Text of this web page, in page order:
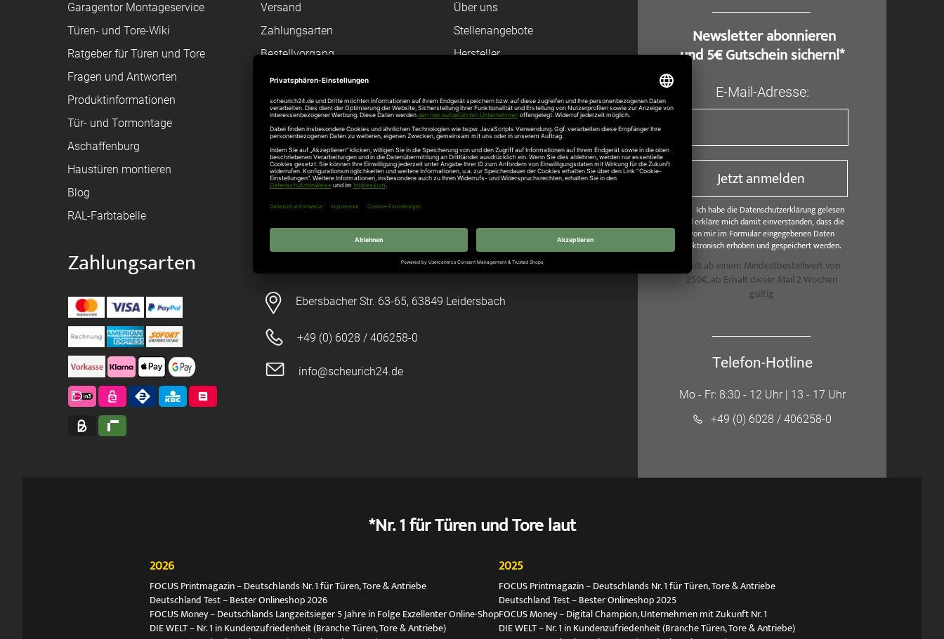
Garagentor Montageservice
Türen- und Tore-Wiki
Ratgeber für Türen und Tore
Fragen und Antworten
Produktinformationen
Tür- und Tormontage
Aschaffenburg
Haustüren montieren
Blog
RAL-Farbtabelle
Versand
Zahlungsarten
Bestellvorgang
Registrieren
Federanfrage
Toraufmaß
Montageanleitungen
Brandschutztüren
Elektrische Garagentore
Über uns
Stellenangebote
Hersteller
Hörmann Sektionaltor
Zahlungsarten Kontakt
Ebersbacher Str. 63-65, 63849 Leidersbach
+49 (0) 6028 / 406258-0
info@scheurich24.de
​ Newsletter abonnieren
und 5€ Gutschein sichern!*
E-Mail-Adresse:
Jetzt anmelden
Ich habe die Datenschutzerklärung gelesen
und erkläre mich damit einverstanden, dass die
von mir im Formular eingegebenen Daten
elektronisch erhoben und gespeichert werden.
*Gilt ab einem Mindestbestellwert von
250€, ab Erhalt dieser Mail 2 Wochen
gültig
Telefon-Hotline
Mo - Fr: 8:30 - 12 Uhr | 13 - 17 Uhr
+49 (0) 6028 / 406258-0
*Nr. 1 für Türen und Tore laut
2026
FOCUS Printmagazin – Deutschlands Nr. 1 für Türen, Tore & Antriebe
Deutschland Test – Bester Onlineshop 2026
FOCUS Money – Deutschlands Langzeitsieger 5 Jahre in Folge Exzellenter Online-Shop
DIE WELT – Nr. 1 in Kundenzufriedenheit (Branche Türen, Tore & Antriebe)
2025
FOCUS Printmagazin – Deutschlands Nr. 1 für Türen, Tore & Antriebe
Deutschland Test – Bester Onlineshop 2025
FOCUS Money – Digital Champion, Unternehmen mit Zukunft Nr. 1
DIE WELT – Nr. 1 in Kundenzufriedenheit (Branche Türen, Tore & Antriebe)